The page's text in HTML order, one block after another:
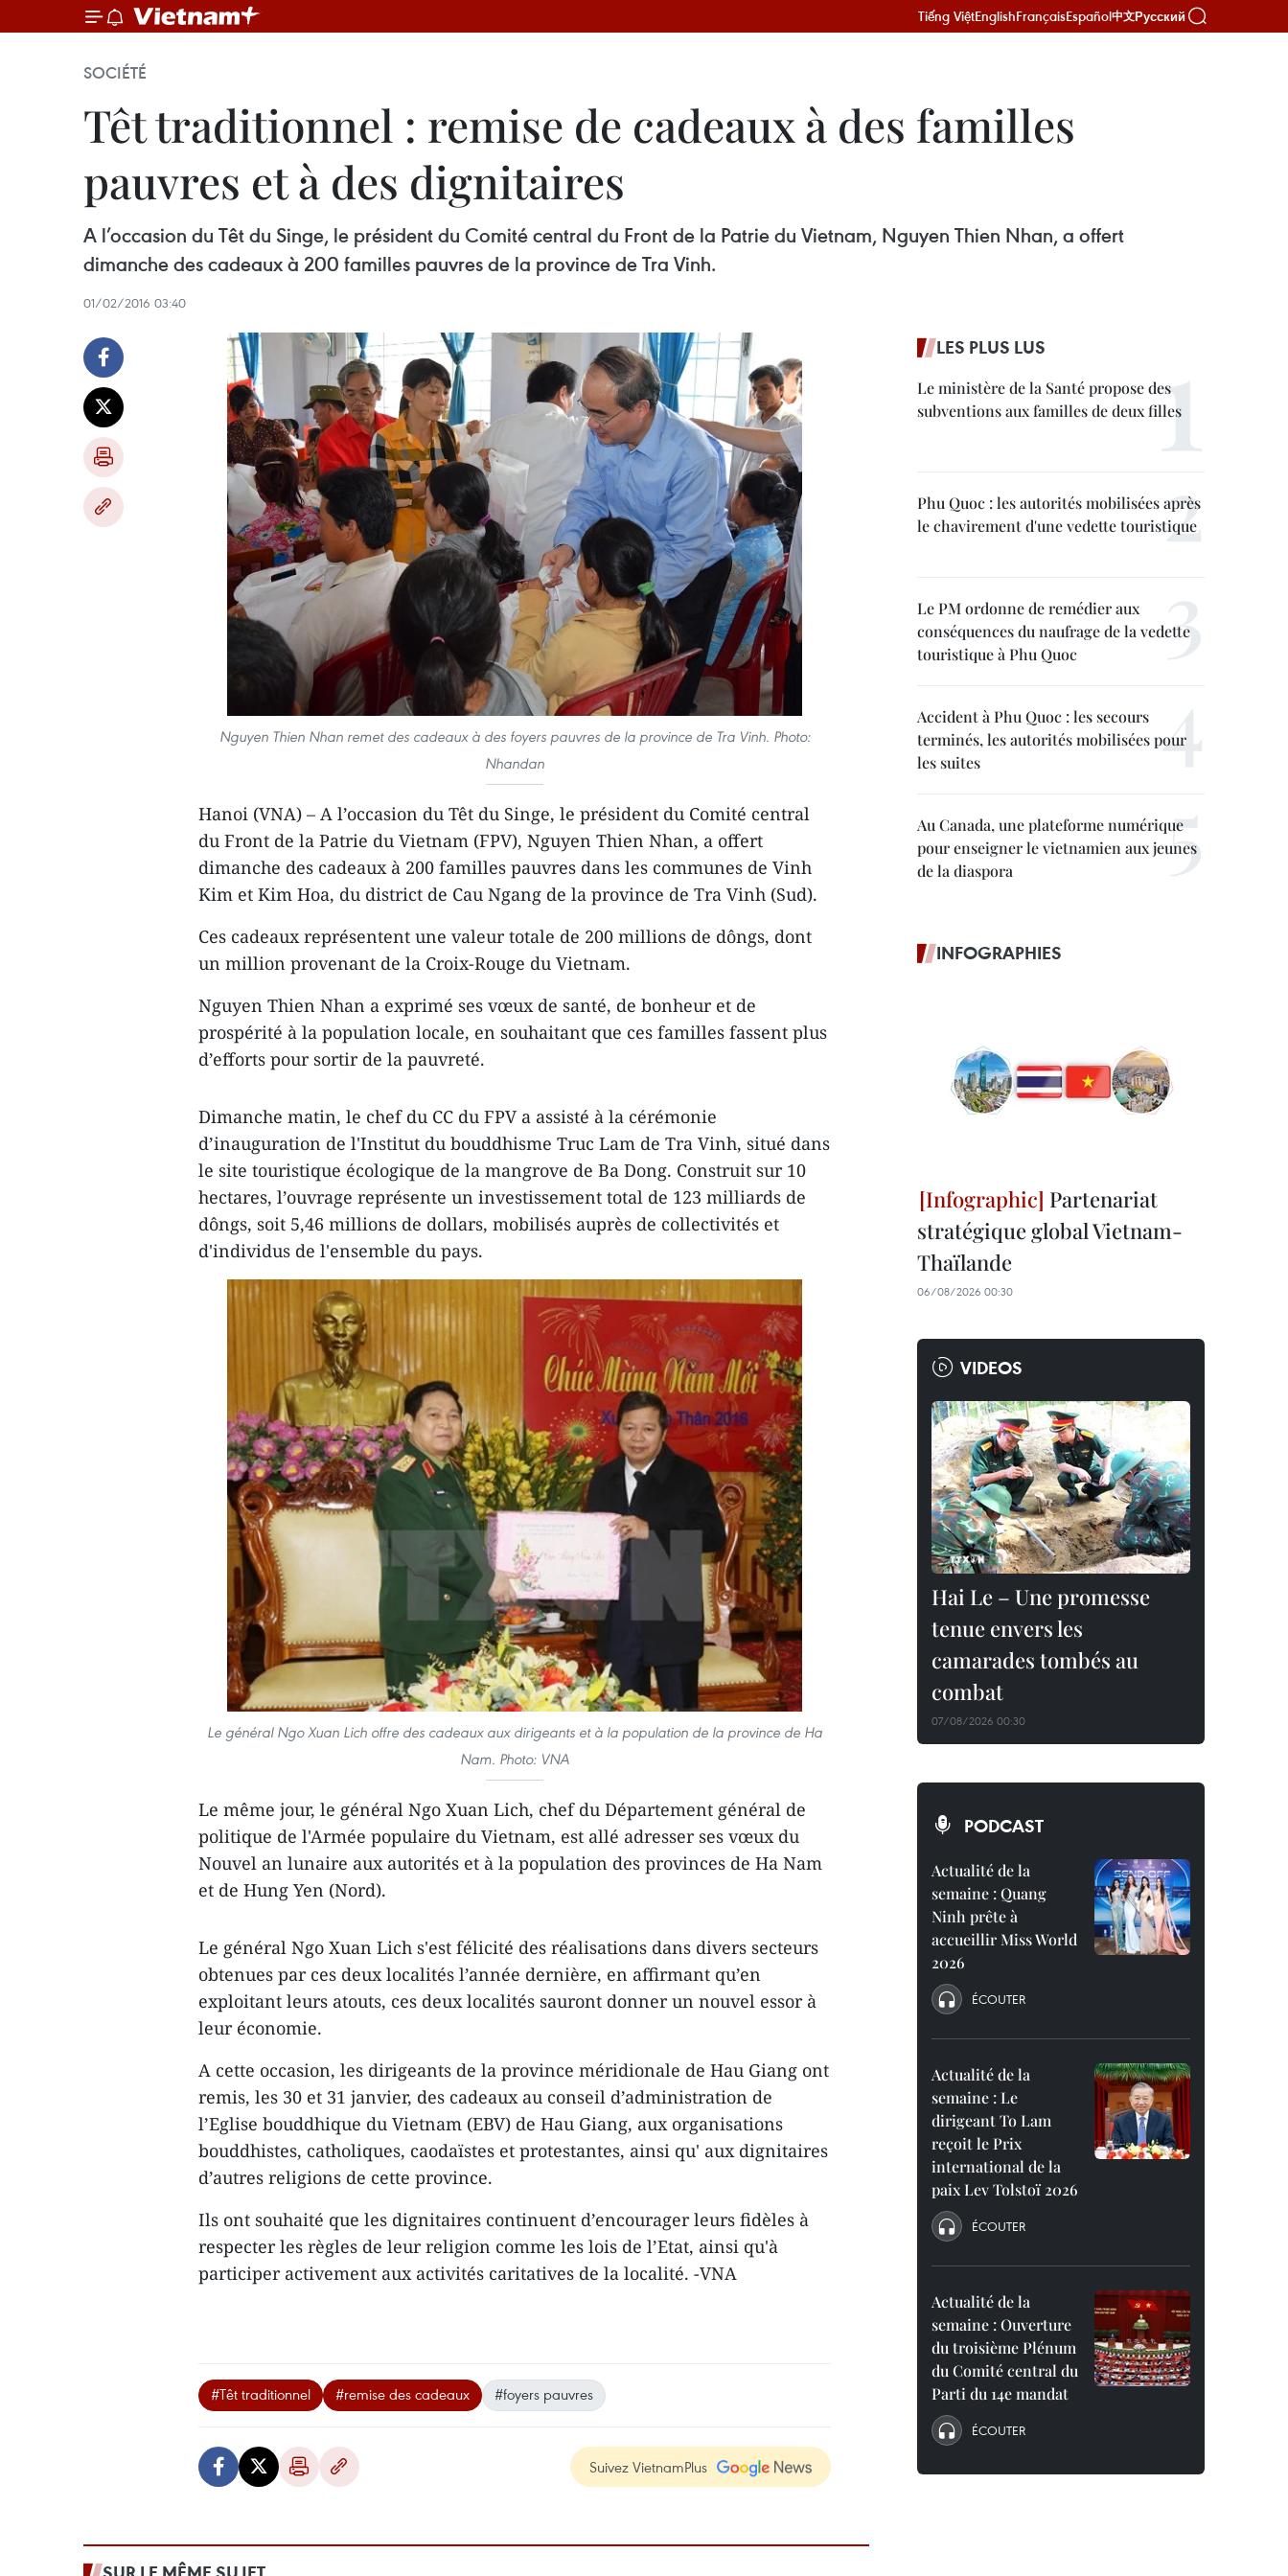
Tiếng ViệtEnglishFrançaisEspañol中文Русский
SOCIÉTÉ
Têt traditionnel : remise de cadeaux à des familles
pauvres et à des dignitaires
A l’occasion du Têt du Singe, le président du Comité central du Front de la Patrie du Vietnam, Nguyen Thien Nhan, a offert
dimanche des cadeaux à 200 familles pauvres de la province de Tra Vinh.
01/02/2016 03:40
Nguyen Thien Nhan remet des cadeaux à des foyers pauvres de la province de Tra Vinh. Photo:
Nhandan
Hanoi (VNA) – A l’occasion du Têt ​du Singe, le président du Comité central
du Front de la Patrie du Vietnam (FPV), Nguyen Thien Nhan, a offert
dimanche des cadeaux à 200 f​amilles pauvres dans les communes de Vinh
Kim et Kim Hoa, du district de Cau Ngang de la province de Tra Vinh (Sud).
Ces cadeaux représentent une valeur totale de 200 millions de dôngs, dont
un million provenant de la Croix-Rouge du Vietnam.
Nguyen Thien Nhan a exprimé ses vœux de santé, de bonheur et de
prospérité à la population locale, en souhaitant que ces familles fassent plus
d’efforts pour sortir de la pauvreté.
Dimanche matin, le chef du CC du FPV a assisté à la cérémonie
d’inauguration de l'Institut du bouddhisme Truc Lam de Tra Vinh, situé dans
le site touristique écologique de la mangrove de Ba Dong. Construit sur 10
hectares, l’ouvrage représente un investissement total de 123 milliards de
dôngs, soit 5,46 millions de dollars, mobilisés auprès de collectivités et
d'individus ​de l'ensemble du pays.
Le général Ngo Xuan Lich offre des cadeaux aux dirigeants et à la population de la province de Ha
Nam. Photo: VNA
Le même jour, le général Ngo Xuan Lich, chef du Département général de
politique de l'Armée populaire du Vietnam, est allé adresser ses vœux du
Nouvel an lunaire aux autorités et à la population des provinces de Ha Nam
et de Hung Yen (Nord).
Le général Ngo Xuan Lich s'est félicité des réalisations dans divers ​secteurs
obtenues par ces deux localités l’année ​dernière, en affirmant qu’en
exploitant leurs atouts, ces deux ​localités sauront donner un nouvel essor à
leur économie.
A cette occasion, les dirigeants de la province méridionale de Hau Giang ont
remis, les 30 et 31 janvier, des cadeaux au conseil d’administration de
l’Eglise bouddhique du Vietnam (EBV) de Hau Giang, aux organisations
bouddhistes, catholiques, caodaïstes et protestantes, ainsi qu' aux dignitaires
d’autres religions de cette province.
Ils ont souhaité que les dignitaires continuent d’encourager leurs fidèles ​à
respecter les règles de leur religion comme ​les lois de l’Etat, ainsi qu'à
participer activement aux activités caritatives de la localité. -VNA
#Têt traditionnel #remise des cadeaux #foyers pauvres
Suivez VietnamPlus
LES PLUS LUS
Le ministère de la Santé propose des
subventions aux familles de deux filles
Phu Quoc : les autorités mobilisées après
le chavirement d'une vedette touristique
Le PM ordonne de remédier aux
conséquences du naufrage de la vedette
touristique à Phu Quoc
Accident à Phu Quoc : les secours
terminés, les autorités mobilisées pour
les suites
Au Canada, une plateforme numérique
pour enseigner le vietnamien aux jeunes
de la diaspora
INFOGRAPHIES
Partenariat
stratégique global Vietnam-
Thaïlande
06/08/2026 00:30
VIDEOS
Hai Le – Une promesse
tenue envers les
camarades tombés au
combat
07/08/2026 00:30
PODCAST
Actualité de la
semaine : Quang
Ninh prête à
accueillir Miss World
2026
ÉCOUTER
Actualité de la
semaine : Le
dirigeant To Lam
reçoit le Prix
international de la
paix Lev Tolstoï 2026
ÉCOUTER
Actualité de la
semaine : Ouverture
du troisième Plénum
du Comité central du
Parti du 14e mandat
ÉCOUTER